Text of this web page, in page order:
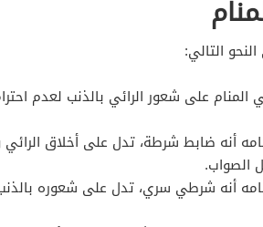
مسكتني
التالي:
على شعور الرائي بالذنب لعدم
أنه ضابط شرطة، تدل على أخلاق
الصواب.
أنه شرطي سري، تدل على شعوره